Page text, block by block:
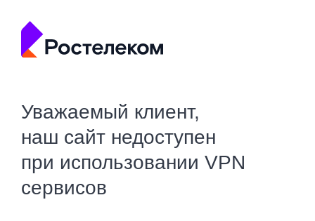
Уважаемый клиент,
наш сайт недоступен
при использовании VPN
сервисов